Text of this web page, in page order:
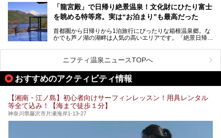
う」という人も多いはず。
そこで今回は、神奈川県内の人気施設26選を「安さ」「岩
業」「駅近」など、目的別に厳選して紹介します。
今の気分にぴったりの施設を見つけて、最高のリフレッシュ
「箱根仙石原プリンスホテル」と4軒あり、今回ご紹介する
「ザ・プリンス 箱根芦ノ湖」は、その中でもフラッグシッ
プ（旗艦）に位置づけられる特別なホテルです。
昭和の日本を代表する建築家の一人、村野藤吾が芦ノ湖の畔
に建てた桃源郷のようなホテルがここ。自家源泉の温泉や、
提供元：株式会社西武・プリンスホテルズワールドワイド
【PR】
この記事はザ・プリンス 箱根芦ノ湖のPR記事です。
「龍宮殿」で日帰り絶景温泉！文化財にひたり富士
を眺める特等席。実は“お泊まり”も最高だった
首都圏から日帰りから1泊旅行にぴったりな箱根温泉郷。な
かでも芦ノ湖の湖畔は人気の高いエリアです。「絶景日帰り
が楽しめるまさに眺望自慢の日帰り温泉。
そしてここは全24室の「箱根 芦ノ湖畔蛸川温泉 龍宮殿」と
して宿泊もできます。宿泊者は「龍宮殿本館」の営業時間に
加えて、朝6時からの宿泊者専用時間帯にも「龍宮殿本館」
のお風呂が利用できます。
今回は日帰り温泉としての「絶景日帰り温泉 龍宮殿本館
（以下、龍宮殿本館）」と、旅館としての「箱根 芦ノ湖畔
蛸川温泉 龍宮殿（以下、龍宮殿）」の両方の魅力をたっぷ
りお伝えします！
ここは箱根神社、九頭龍神社、白龍神社、箱根元宮と箱根の
4つの神社に囲まれたパワースポットです。
ニフティ温泉ニュースTOPへ
おすすめのアクティビティ情報
【湘南・江ノ島】初心者向けサーフィンレッスン！用具レンタル
等全て込み！【海まで徒歩１分】
神奈川県藤沢市片瀬海岸1-13-27